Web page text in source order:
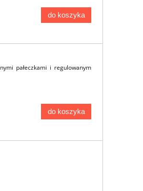
do koszyka
pałeczkami i regulowanym
do koszyka